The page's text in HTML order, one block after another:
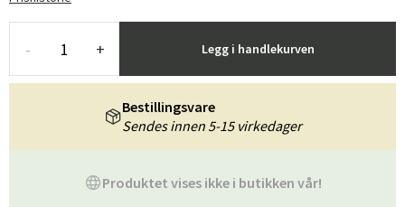
- + Legg i handlekurven
Produktet vises ikke i butikken vår!
Bestillingsvare
Sendes innen 5-15 virkedager